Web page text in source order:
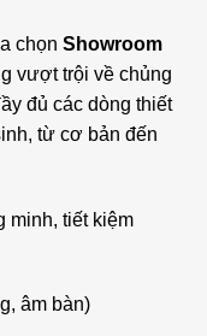
chọn Showroom
vượt trội về chủng
đủ các dòng thiết
từ cơ bản đến
minh, tiết kiệm
âm bàn)